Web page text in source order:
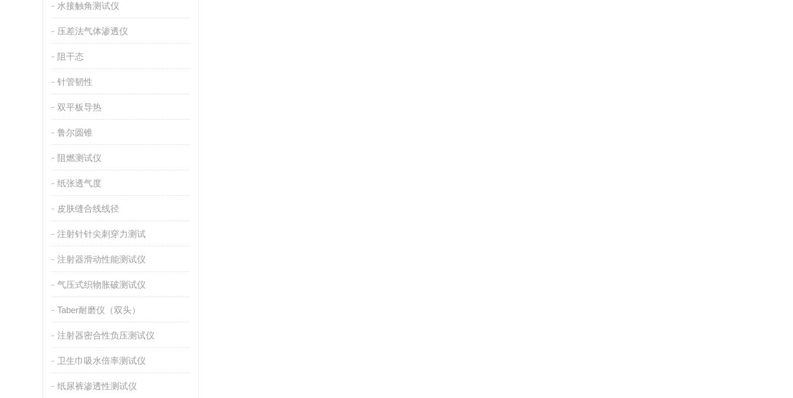
水接触角测试仪
压差法气体渗透仪
阻干态
针管韧性
双平板导热
鲁尔圆锥
阻燃测试仪
纸张透气度
皮肤缝合线线径
注射针针尖刺穿力测试
注射器滑动性能测试仪
气压式织物胀破测试仪
Taber耐磨仪（双头）
注射器密合性负压测试仪
卫生巾吸水倍率测试仪
纸尿裤渗透性测试仪